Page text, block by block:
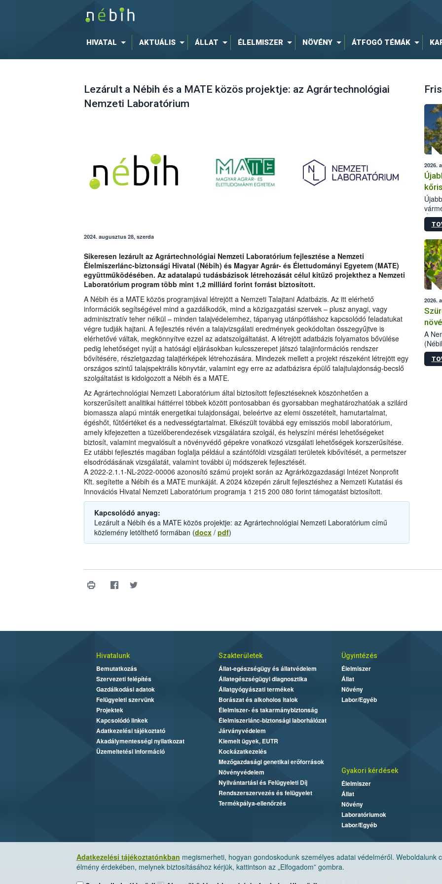
HIVATAL AKTUÁLIS ÁLLAT ÉLELMISZER NÖVÉNY ÁTFOGÓ TÉMÁK
Lezárult a Nébih és a MATE közös projektje: az Agrártechnológiai
Nemzeti Laboratórium
2024. augusztus 28, szerda
Sikeresen lezárult az Agrártechnológiai Nemzeti Laboratórium fejlesztése a Nemzeti
Élelmiszerlánc-biztonsági Hivatal (Nébih) és Magyar Agrár- és Élettudományi Egyetem (MATE)
együttműködésében. Az adatalapú tudásbázisok létrehozását célul kitűző projekthez a Nemzeti
Laboratórium program több mint 1,2 milliárd forint forrást biztosított.
A Nébih és a MATE közös programjával létrejött a Nemzeti Talajtani Adatbázis. Az itt elérhető
információk segítségével mind a gazdálkodók, mind a közigazgatási szervek – plusz anyagi, vagy
adminisztratív teher nélkül – minden talajvédelemhez, tápanyag utánpótláshoz kapcsolódó feladatukat
végre tudják hajtani. A fejlesztés révén a talajvizsgálati eredmények geokódoltan összegyűjtve is
elérhetővé váltak, megkönnyítve ezzel az adatszolgáltatást. A létrejött adatbázis folyamatos bővülése
pedig lehetőséget nyújt a hatósági eljárásokban kulcsszerepet játszó talajinformációs rendszer
bővítésére, részletgazdag talajtérképek létrehozására. Mindezek mellett a projekt részeként létrejött egy
országos szintű talajspektrális könyvtár, valamint egy erre az adatbázisra épülő talajtulajdonság-becslő
szolgáltatást is kidolgozott a Nébih és a MATE.
Az Agrártechnológiai Nemzeti Laboratórium által biztosított fejlesztéseknek köszönhetően a
korszerűsített analitikai háttérrel többek között pontosabban és gyorsabban meghatározhatóak a szilárd
biomassza alapú minták energetikai tulajdonságai, beleértve az elemi összetételt, hamutartalmat,
égéshőt, fűtőértéket és a nedvességtartalmat. Elkészült továbbá egy emissziós mobil laboratórium,
amely kifejezetten a tüzelőberendezések vizsgálatára szolgál, és helyszíni mérési lehetőségeket
biztosít, valamint megvalósult a növényvédő gépekre vonatkozó vizsgálati lehetőségek korszerűsítése.
Ez utábbi fejlesztés magában foglalja például a szántóföldi vizsgálati területek kibővítését, a permetszer
elsodródásának vizsgálatát, valamint további új módszerek fejlesztését.
A 2022-2.1.1-NL-2022-00006 azonosító számú projekt során az Agrárközgazdasági Intézet Nonprofit
Kft. segítette a Nébih és a MATE munkáját. A 2024 közepén zárult fejlesztéshez a Nemzeti Kutatási és
Innovációs Hivatal Nemzeti Laboratórium programja 1 215 200 080 forint támogatást biztosított.
Kapcsolódó anyag:
Lezárult a Nébih és a MATE közös projektje: az Agrártechnológiai Nemzeti Laboratórium című
közlemény letölthető formában (docx/ pdf)
2026.
2026.
A
Adatkezelési tájékoztatónkban megismerheti, hogyan gondoskodunk személyes adatai védelméről. Weboldalunk
élmény érdekében, melynek biztosításához kérjük, kattintson az „Elfogadom” gombra.
Hivatalunk
Bemutatkozás
Szervezeti felépítés
Gazdálkodási adatok
Felügyeleti szervünk
Projektek
Kapcsolódó linkek
Adatkezelési tájékoztató
Akadálymentességi nyilatkozat
Üzemeltetési információ
Szakterületek
Állat-egészségügy és állatvédelem
Állategészségügyi diagnosztika
Állatgyógyászati termékek
Borászat és alkoholos italok
Élelmiszer- és takarmánybiztonság
Élelmiszerlánc-biztonsági laborhálózat
Járványvédelem
Kiemelt ügyek, EUTR
Kockázatkezelés
Mezőgazdasági genetikai erőforrások
Növényvédelem
Nyilvántartási és Felügyeleti Díj
Rendszerszervezés és felügyelet
Termékpálya-ellenőrzés
Ügyintézés
Élelmiszer
Állat
Növény
Labor/Egyéb
Gyakori kérdések
Élelmiszer
Állat
Növény
Laboratóriumok
Labor/Egyéb
Nemzeti Élelmiszerlánc-biztonsági Hivatal